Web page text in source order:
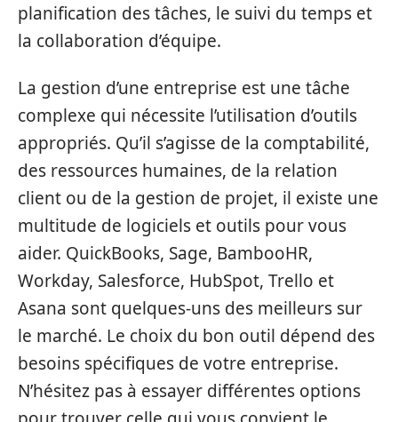
planification des tâches, le suivi du temps et
la collaboration d’équipe.
La gestion d’une entreprise est une tâche
complexe qui nécessite l’utilisation d’outils
appropriés. Qu’il s’agisse de la comptabilité,
des ressources humaines, de la relation
client ou de la gestion de projet, il existe une
multitude de logiciels et outils pour vous
aider. QuickBooks, Sage, BambooHR,
Workday, Salesforce, HubSpot, Trello et
Asana sont quelques-uns des meilleurs sur
le marché. Le choix du bon outil dépend des
besoins spécifiques de votre entreprise.
N’hésitez pas à essayer différentes options